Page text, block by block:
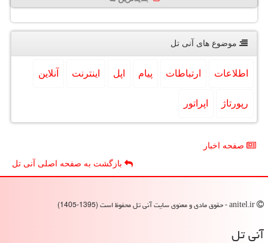
موضوع های آنی تل
اطلاعات ارتباطات پیام اپل اینترنت آنلاین
رپورتاژ اپراتور
صفحه اخبار
بازگشت به صفحه اصلی آنی تل
آنی تل